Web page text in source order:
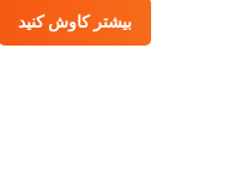
بیشتر کاوش کنید